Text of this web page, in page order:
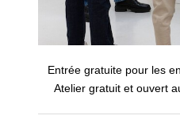
Entrée gratuite pour les
Atelier gratuit et ouvert